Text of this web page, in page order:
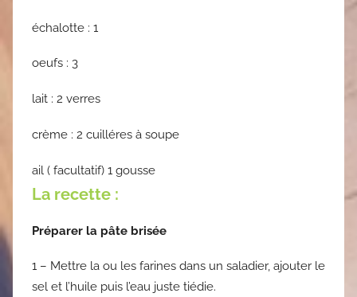
échalotte : 1
oeufs : 3
lait : 2 verres
crème : 2 cuilléres à soupe
ail ( facultatif) 1 gousse
La recette :
Préparer la pâte brisée
1 – Mettre la ou les farines dans un saladier, ajouter le
sel et l’huile puis l’eau juste tiédie.